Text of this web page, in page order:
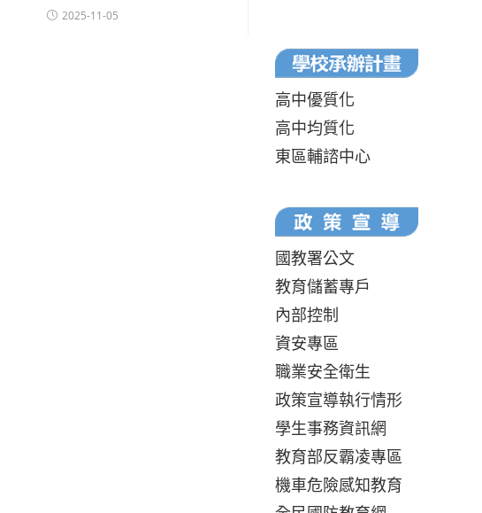
2025-11-05
高中優質化
高中均質化
東區輔諮中心
國教署公文
教育儲蓄專戶
內部控制
資安專區
職業安全衛生
政策宣導執行情形
學生事務資訊網
教育部反霸凌專區
機車危險感知教育